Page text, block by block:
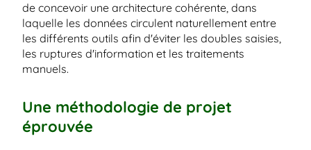
de concevoir une architecture cohérente, dans
laquelle les données circulent naturellement entre
les différents outils afin d'éviter les doubles saisies,
les ruptures d'information et les traitements
manuels.
Une méthodologie de projet
éprouvée